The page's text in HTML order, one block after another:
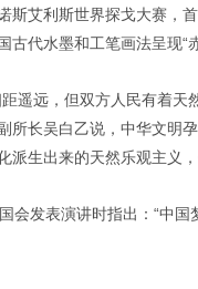
斯艾利斯世界探戈大赛，
古代水墨和工笔画法呈现“
遥远，但双方人民有着天
所长吴白乙说，中华文明
派生出来的天然乐观主义
会发表演讲时指出：“中